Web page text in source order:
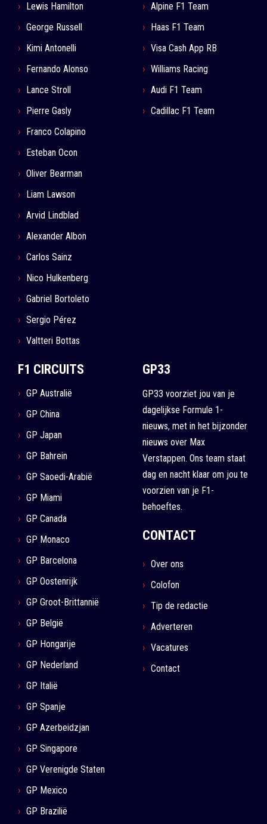
Lewis Hamilton
George Russell
Kimi Antonelli
Fernando Alonso
Lance Stroll
Pierre Gasly
Franco Colapino
Esteban Ocon
Oliver Bearman
Liam Lawson
Arvid Lindblad
Alexander Albon
Carlos Sainz
Nico Hulkenberg
Gabriel Bortoleto
Sergio Pérez
Valtteri Bottas
Alpine F1 Team
Haas F1 Team
Visa Cash App RB
Williams Racing
Audi F1 Team
Cadillac F1 Team
F1 CIRCUITS
GP Australië
GP China
GP Japan
GP Bahrein
GP Saoedi-Arabië
GP Miami
GP Canada
GP Monaco
GP Barcelona
GP Oostenrijk
GP Groot-Brittannië
GP België
GP Hongarije
GP Nederland
GP Italië
GP Spanje
GP Azerbeidzjan
GP Singapore
GP Verenigde Staten
GP Mexico
GP Brazilië
GP33
GP33 voorziet jou van je
dagelijkse Formule 1-
nieuws, met in het bijzonder
nieuws over Max
Verstappen. Ons team staat
dag en nacht klaar om jou te
voorzien van je F1-
behoeftes.
CONTACT
Over ons
Colofon
Tip de redactie
Adverteren
Vacatures
Contact